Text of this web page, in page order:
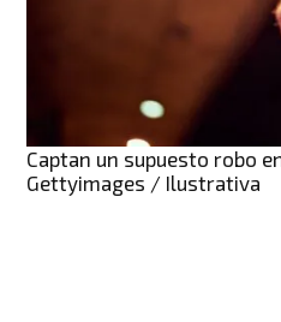
Captan un supuesto robo
Gettyimages / Ilustrativa